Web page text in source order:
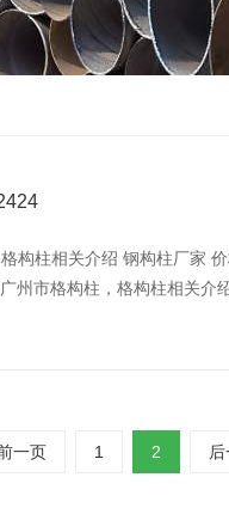
构柱相关介绍 钢构柱厂家
州市格构柱，格构柱相关介
一页 1 2